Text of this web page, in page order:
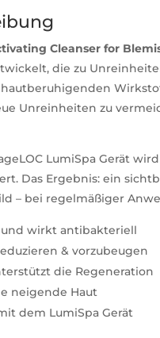
Cleanser for
die zu
Unreinheiten zu
LumiSpa Gerät
Das Ergebnis: ein
– bei regelmäßiger
wirkt antibakteriell
& vorzubeugen
die Regeneration
neigende Haut
dem LumiSpa Gerät